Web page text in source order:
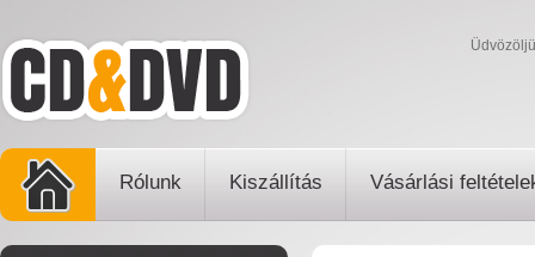
Rólunk Kiszállítás Vásárlási